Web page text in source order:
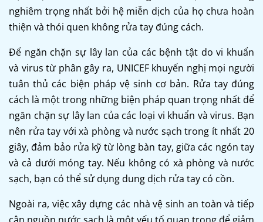
nghiêm trọng nhất bởi hệ miễn dịch của họ chưa hoàn
thiện và thói quen không rửa tay đúng cách.
Để ngăn chặn sự lây lan của các bệnh tật do vi khuẩn
và virus từ phân gây ra, UNICEF khuyến nghị mọi người
tuân thủ các biện pháp vệ sinh cơ bản. Rửa tay đúng
cách là một trong những biện pháp quan trọng nhất để
ngăn chặn sự lây lan của các loại vi khuẩn và virus. Bạn
nên rửa tay với xà phòng và nước sạch trong ít nhất 20
giây, đảm bảo rửa kỹ từ lòng bàn tay, giữa các ngón tay
và cả dưới móng tay. Nếu không có xà phòng và nước
sạch, bạn có thể sử dụng dung dịch rửa tay có cồn.
Ngoài ra, việc xây dựng các nhà vệ sinh an toàn và tiếp